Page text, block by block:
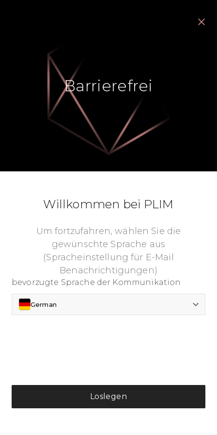
Barrierefrei
Willkommen bei PLIM
Um fortzufahren, wählen Sie die
gewünschte Sprache aus
(Spracheinstellung für E-Mail
Benachrichtigungen)
bevorzugte Sprache der Kommunikation
German
Loslegen